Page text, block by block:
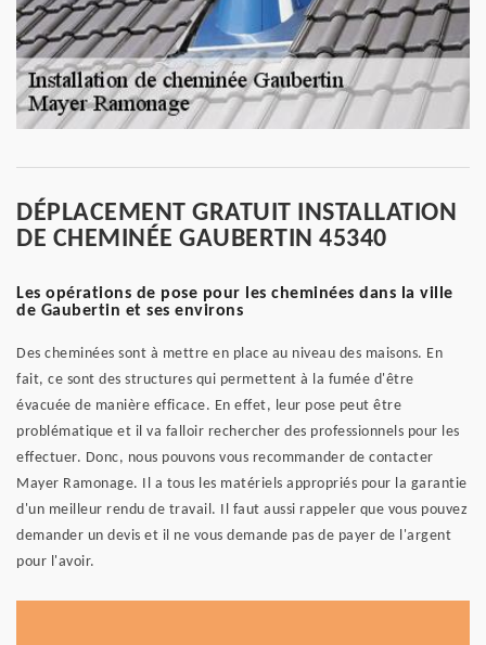
DÉPLACEMENT GRATUIT INSTALLATION
DE CHEMINÉE GAUBERTIN 45340
Les opérations de pose pour les cheminées dans la ville
de Gaubertin et ses environs
Des cheminées sont à mettre en place au niveau des maisons. En
fait, ce sont des structures qui permettent à la fumée d'être
évacuée de manière efficace. En effet, leur pose peut être
problématique et il va falloir rechercher des professionnels pour les
effectuer. Donc, nous pouvons vous recommander de contacter
Mayer Ramonage. Il a tous les matériels appropriés pour la garantie
d'un meilleur rendu de travail. Il faut aussi rappeler que vous pouvez
demander un devis et il ne vous demande pas de payer de l'argent
pour l'avoir.